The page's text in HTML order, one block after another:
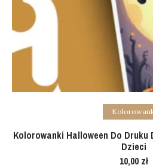
Add to cart
Kolorowanki Halloween Do Druku
Dzieci
10,00 zł